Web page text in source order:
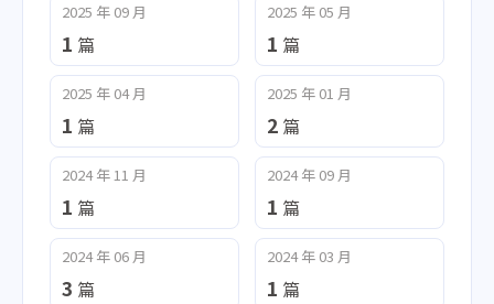
2025 年 09 月
1 篇
2025 年 05 月
1 篇
2025 年 04 月
1 篇
2025 年 01 月
2 篇
2024 年 11 月
1 篇
2024 年 09 月
1 篇
2024 年 06 月
3 篇
2024 年 03 月
1 篇